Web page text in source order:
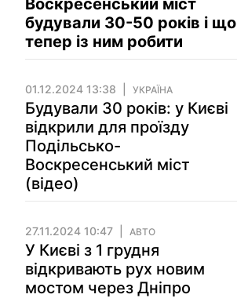
Воскресенський міст
будували 30-50 років і що
тепер із ним робити
01.12.2024 13:38 УКРАЇНА
Будували 30 років: у Києві
відкрили для проїзду
Подільсько-
Воскресенський міст
(відео)
27.11.2024 10:47 АВТО
У Києві з 1 грудня
відкривають рух новим
мостом через Дніпро